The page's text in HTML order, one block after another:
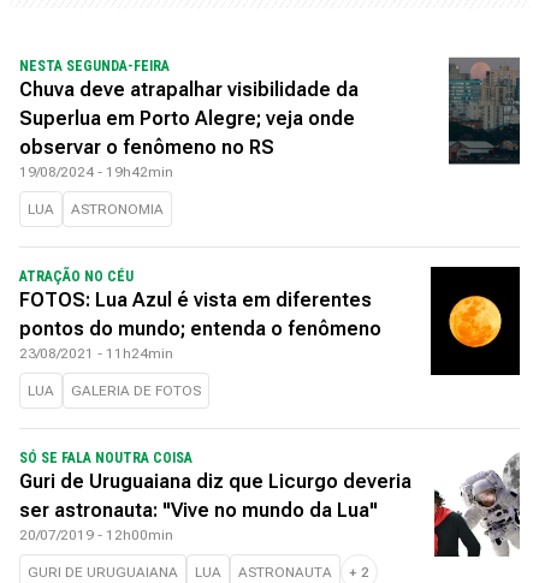
NESTA SEGUNDA-FEIRA
Chuva deve atrapalhar visibilidade da
Superlua em Porto Alegre; veja onde
observar o fenômeno no RS
19/08/2024 - 19h42min
LUA ASTRONOMIA
ATRAÇÃO NO CÉU
FOTOS: Lua Azul é vista em diferentes
pontos do mundo; entenda o fenômeno
23/08/2021 - 11h24min
LUA GALERIA DE FOTOS
SÓ SE FALA NOUTRA COISA
Guri de Uruguaiana diz que Licurgo deveria
ser astronauta: "Vive no mundo da Lua"
20/07/2019 - 12h00min
GURI DE URUGUAIANA LUA ASTRONAUTA + 2